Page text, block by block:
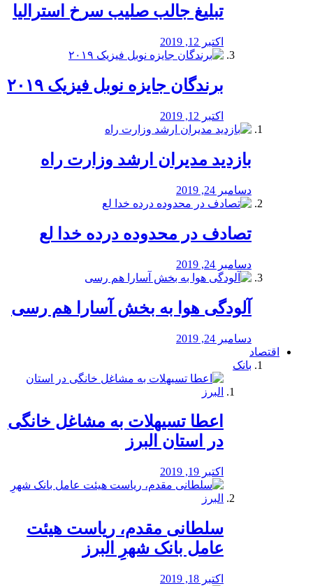
تبلیغ جالب صلیب سرخ استرالیا
اکتبر 12, 2019
برندگان جایزه نوبل فیزیک ۲۰۱۹
اکتبر 12, 2019
بازدید مدیران ارشد وزارت راه
دسامبر 24, 2019
تصادف در محدوده درده خدا لع
دسامبر 24, 2019
آلودگی هوا به بخش آسارا هم رسی
دسامبر 24, 2019
اقتصاد
بانک
️اعطا تسیهلات به مشاغل خانگی
در استان البرز
اکتبر 19, 2019
سلطانی مقدم، ریاست هیئت
عامل بانک شهرِ البرز
اکتبر 18, 2019